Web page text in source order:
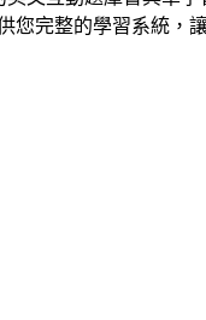
完整的學習系統，